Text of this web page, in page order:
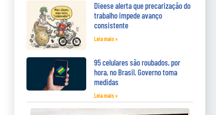
Dieese alerta que precarização do
trabalho impede avanço
consistente
Leia mais »
95 celulares são roubados, por
hora, no Brasil. Governo toma
medidas
Leia mais »